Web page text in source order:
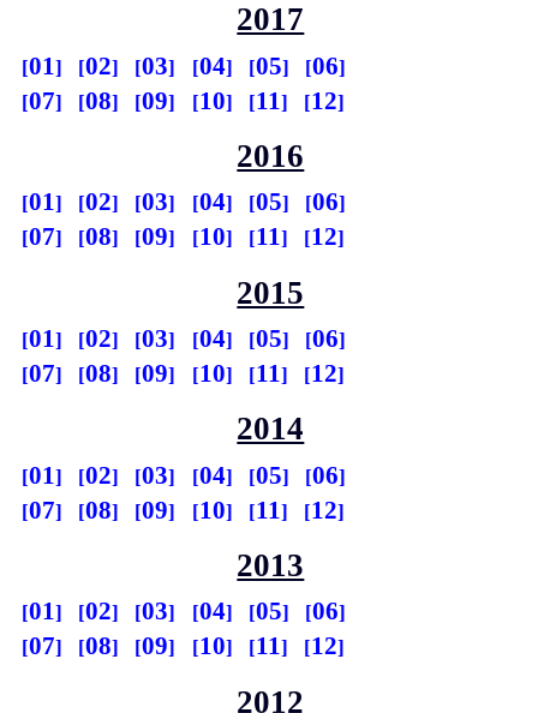
2017
01 02 03 04 05
06
07
08 09 10 11 12
2016
01 02 03 04 05
06
07
08 09 10 11 12
2015
01 02 03 04 05
06
07
08 09 10 11 12
2014
01 02 03 04 05
06
07
08 09 10 11 12
2013
01 02 03 04 05
06
07
08 09 10 11 12
2012